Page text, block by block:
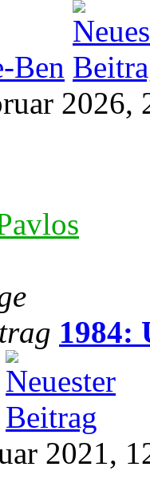
Ben
2026,
1984:
2021,